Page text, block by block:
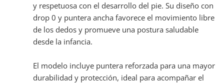
y respetuosa con el desarrollo del pie. Su diseño con
drop 0 y puntera ancha favorece el movimiento libre
de los dedos y promueve una postura saludable
desde la infancia.
El modelo incluye puntera reforzada para una mayor
durabilidad y protección, ideal para acompañar el